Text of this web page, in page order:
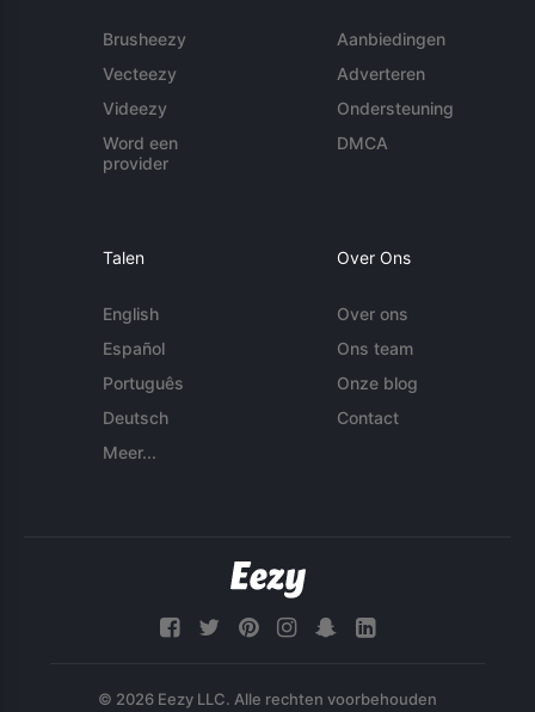
Brusheezy
Vecteezy
Videezy
Word een
provider
Aanbiedingen
Adverteren
Ondersteuning
DMCA
Talen
English
Español
Português
Deutsch
Meer...
Over Ons
Over ons
Ons team
Onze blog
Contact
© 2026 Eezy LLC. Alle rechten voorbehouden